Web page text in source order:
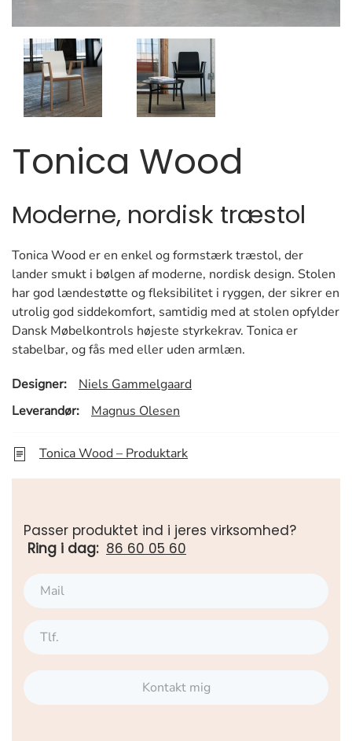
Tonica Wood
Moderne, nordisk træstol
Tonica Wood er en enkel og formstærk træstol, der
lander smukt i bølgen af moderne, nordisk design. Stolen
har god lændestøtte og fleksibilitet i ryggen, der sikrer en
utrolig god siddekomfort, samtidig med at stolen opfylder
Dansk Møbelkontrols højeste styrkekrav. Tonica er
stabelbar, og fås med eller uden armlæn.
Designer:
Niels Gammelgaard
Leverandør:
Magnus Olesen
Tonica Wood – Produktark
Passer produktet ind i jeres virksomhed?
Ring i dag: 86 60 05 60
Kontakt mig